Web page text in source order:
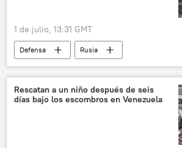
criminales nazis
colaboracionismo nazi
Neonazismo en Ucrania
1 de julio, 13:31 GMT
Defensa
Rusia
Ucrania
🛡️ Zonas de conflicto
Rescatan a un niño después de seis
días bajo los escombros en Venezuela